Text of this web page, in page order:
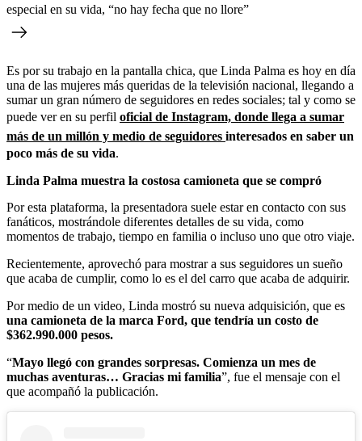
especial en su vida, “no hay fecha que no llore”
Es por su trabajo en la pantalla chica, que Linda Palma es hoy en día
una de las mujeres más queridas de la televisión nacional, llegando a
sumar un gran número de seguidores en redes sociales; tal y como se
puede ver en su perfil oficial de Instagram, donde llega a sumar
más de un millón y medio de seguidores interesados en saber un
poco más de su vida.
Linda Palma muestra la costosa camioneta que se compró
Por esta plataforma, la presentadora suele estar en contacto con sus
fanáticos, mostrándole diferentes detalles de su vida, como
momentos de trabajo, tiempo en familia o incluso uno que otro viaje.
Recientemente, aprovechó para mostrar a sus seguidores un sueño
que acaba de cumplir, como lo es el del carro que acaba de adquirir.
Por medio de un video, Linda mostró su nueva adquisición, que es
una camioneta de la marca Ford, que tendría un costo de
$362.990.000 pesos.
“Mayo llegó con grandes sorpresas. Comienza un mes de
muchas aventuras… Gracias mi familia”, fue el mensaje con el
que acompañó la publicación.